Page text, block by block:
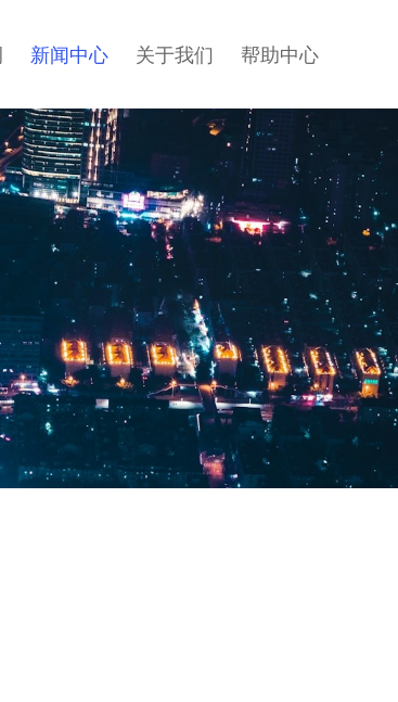
新闻中心 关于我们 帮助中心